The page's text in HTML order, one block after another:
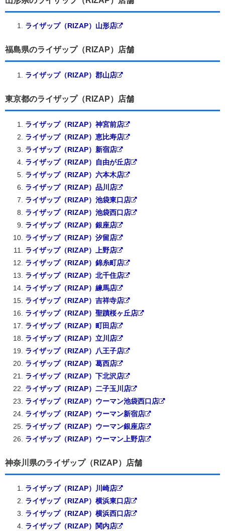
ライザップ（RIZAP）山形店
福島県のライザップ（RIZAP）店舗
ライザップ（RIZAP）郡山店
東京都のライザップ（RIZAP）店舗
ライザップ（RIZAP）神宮前店
ライザップ（RIZAP）恵比寿店
ライザップ（RIZAP）新宿店
ライザップ（RIZAP）自由が丘店
ライザップ（RIZAP）六本木店
ライザップ（RIZAP）品川店
ライザップ（RIZAP）池袋東口店
ライザップ（RIZAP）池袋西口店
ライザップ（RIZAP）銀座店
ライザップ（RIZAP）汐留店
ライザップ（RIZAP）上野店
ライザップ（RIZAP）錦糸町店
ライザップ（RIZAP）北千住店
ライザップ（RIZAP）練馬店
ライザップ（RIZAP）吉祥寺店
ライザップ（RIZAP）聖蹟桜ヶ丘店
ライザップ（RIZAP）町田店
ライザップ（RIZAP）立川店
ライザップ（RIZAP）八王子店
ライザップ（RIZAP）葛西店
ライザップ（RIZAP）下北沢店
ライザップ（RIZAP）二子玉川店
ライザップ（RIZAP）ウーマン池袋西口店
ライザップ（RIZAP）ウーマン新宿店
ライザップ（RIZAP）ウーマン銀座店
ライザップ（RIZAP）ウーマン上野店
神奈川県のライザップ（RIZAP）店舗
ライザップ（RIZAP）川崎店
ライザップ（RIZAP）横浜東口店
ライザップ（RIZAP）横浜西口店
ライザップ（RIZAP）関内店